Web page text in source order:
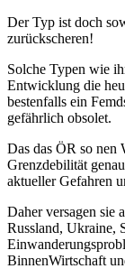
Der Typ ist doch
zurückscheren!
Solche Typen wie
Entwicklung die
bestenfalls ein
gefährlich obsolet.
Das das ÖR so nen
Grenzdebilität
aktueller Gefahren
Daher versagen sie
Russland, Ukraine,
BinnenWirtschaft